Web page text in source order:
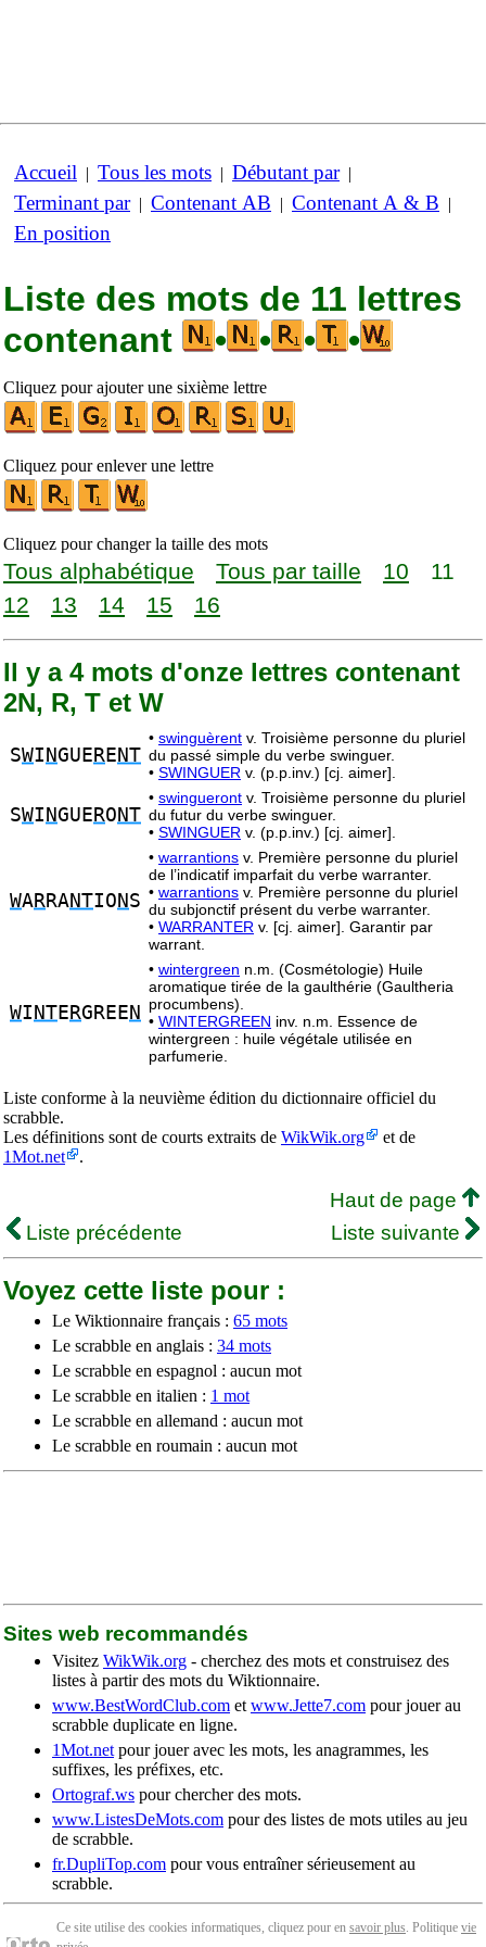
Accueil | Tous les mots | Débutant par|
Terminant par| Contenant AB | Contenant A & B |
En position
Liste des mots de 11 lettres
contenant
• • • •
Cliquez pour ajouter une sixième lettre
Cliquez pour enlever une lettre
Cliquez pour changer la taille des mots
Tous alphabétique Tous par taille 10
11
12
13 14 15 16
Il y a 4 mots d'onze lettres contenant
2N, R, T et W
SWI NGUE RE NT
• swinguèrent v. Troisième personne du pluriel
du passé simple du verbe swinguer.
• SWINGUER v. (p.p.inv.) [cj. aimer].
SWI NGUE RO NT
• swingueront v. Troisième personne du pluriel
du futur du verbe swinguer.
• SWINGUER v. (p.p.inv.) [cj. aimer].
WARRANTIO N S
• warrantions v. Première personne du pluriel
de l’indicatif imparfait du verbe warranter.
• warrantions v. Première personne du pluriel
du subjonctif présent du verbe warranter.
• WARRANTER v. [cj. aimer]. Garantir par
warrant.
WI NTE RGREE N
• wintergreen n.m. (Cosmétologie) Huile
aromatique tirée de la gaulthérie (Gaultheria
procumbens).
• WINTERGREEN inv. n.m. Essence de
wintergreen : huile végétale utilisée en
parfumerie.
Liste conforme à la neuvième édition du dictionnaire officiel du
scrabble.
Les définitions sont de courts extraits de WikWik.org
et de
1Mot.net
.
Haut de page
Liste précédente
Liste suivante
Voyez cette liste pour :
Le Wiktionnaire français : 65 mots
Le scrabble en anglais : 34 mots
Le scrabble en espagnol : aucun mot
Le scrabble en italien : 1 mot
Le scrabble en allemand : aucun mot
Le scrabble en roumain : aucun mot
Sites web recommandés
Visitez WikWik.org - cherchez des mots et construisez des
listes à partir des mots du Wiktionnaire.
www.BestWordClub.com et www.Jette7.com pour jouer au
scrabble duplicate en ligne.
1Mot.net pour jouer avec les mots, les anagrammes, les
suffixes, les préfixes, etc.
Ortograf.ws pour chercher des mots.
www.ListesDeMots.com pour des listes de mots utiles au jeu
de scrabble.
fr.DupliTop.com pour vous entraîner sérieusement au
scrabble.
Ce site utilise des cookies informatiques, cliquez pour en savoir plus. Politique vie